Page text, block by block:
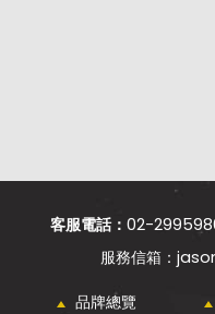
客服電話： 02-
品牌總覽